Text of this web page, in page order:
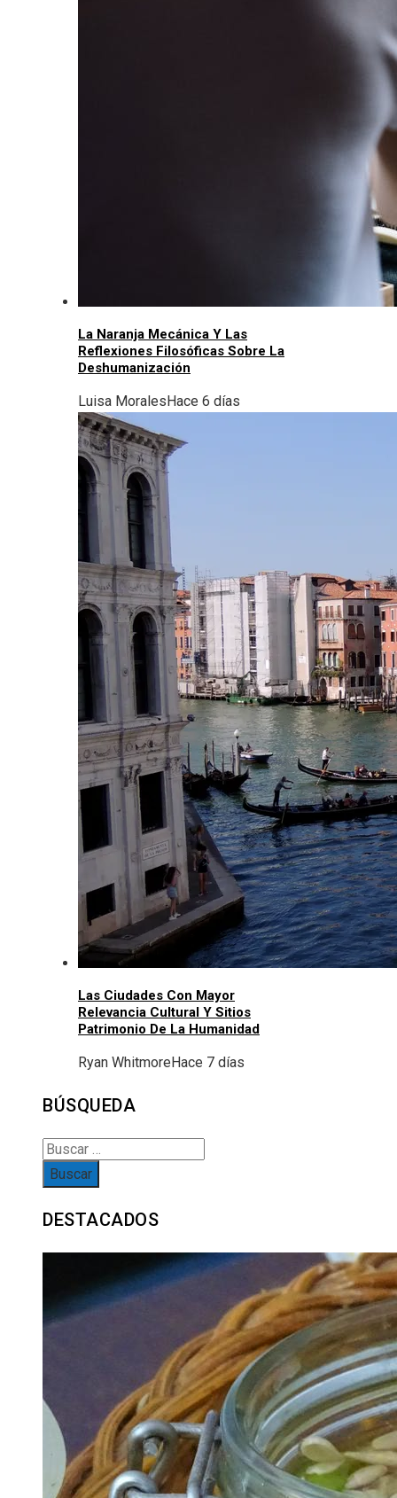
La Naranja Mecánica Y Las
Reflexiones Filosóficas Sobre La
Deshumanización
Luisa MoralesHace 6 días
Las Ciudades Con Mayor
Relevancia Cultural Y Sitios
Patrimonio De La Humanidad
Ryan WhitmoreHace 7 días
BÚSQUEDA
Buscar:
DESTACADOS